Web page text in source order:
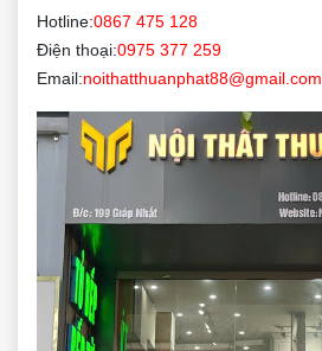
Hotline:0867 475 128
Điện thoại:0975 377 259
Email:noithatthuanphat88@gmail.com